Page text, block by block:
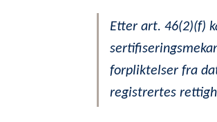
Etter art. 46(2)(f)
forpliktelser fra
registrertes